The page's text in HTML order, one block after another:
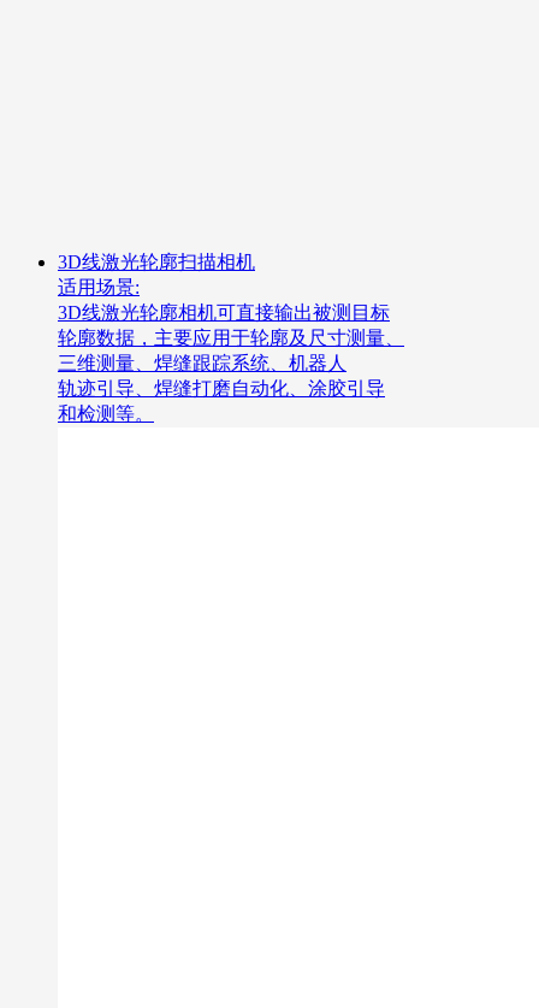
3D线激光轮廓扫描相机
适用场景:
3D线激光轮廓相机可直接输出被测目标
轮廓数据，主要应用于轮廓及尺寸测量、
三维测量、焊缝跟踪系统、机器人
轨迹引导、焊缝打磨自动化、涂胶引导
和检测等。